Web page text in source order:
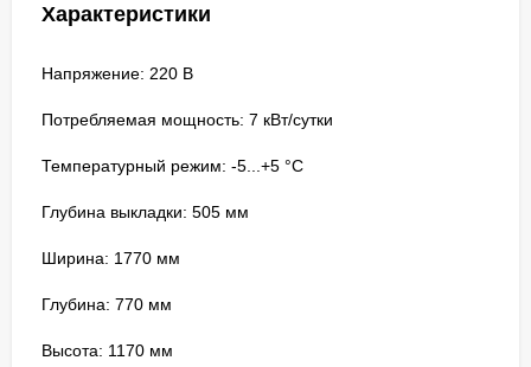
Характеристики
Напряжение: 220 В
Потребляемая мощность: 7 кВт/сутки
Температурный режим: -5...+5 °C
Глубина выкладки: 505 мм
Ширина: 1770 мм
Глубина: 770 мм
Высота: 1170 мм